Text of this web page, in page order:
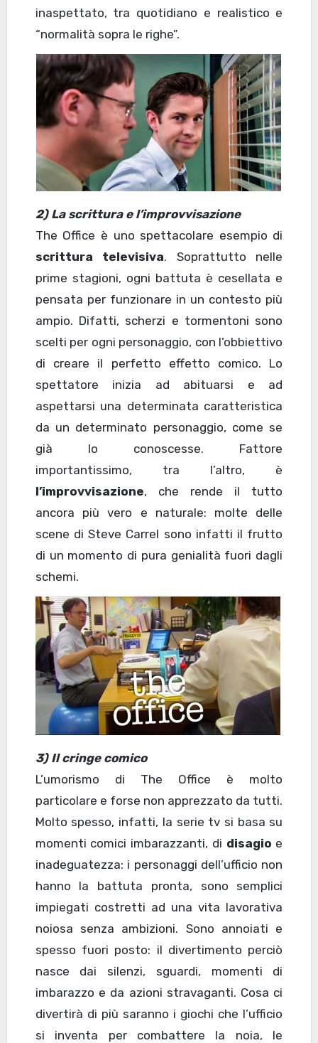
inaspettato, tra quotidiano e realistico e
“normalità sopra le righe”.
2) La scrittura e l’improvvisazione
The Office è uno spettacolare esempio di
scrittura televisiva. Soprattutto nelle
prime stagioni, ogni battuta è cesellata e
pensata per funzionare in un contesto più
ampio. Difatti, scherzi e tormentoni sono
scelti per ogni personaggio, con l’obbiettivo
di creare il perfetto effetto comico. Lo
spettatore inizia ad abituarsi e ad
aspettarsi una determinata caratteristica
da un determinato personaggio, come se
già lo conoscesse. Fattore
importantissimo, tra l’altro, è
l’improvvisazione, che rende il tutto
ancora più vero e naturale: molte delle
scene di Steve Carrel sono infatti il frutto
di un momento di pura genialità fuori dagli
schemi.
3) Il cringe comico
L’umorismo di The Office è molto
particolare e forse non apprezzato da tutti.
Molto spesso, infatti, la serie tv si basa su
momenti comici imbarazzanti, di disagio e
inadeguatezza: i personaggi dell’ufficio non
hanno la battuta pronta, sono semplici
impiegati costretti ad una vita lavorativa
noiosa senza ambizioni. Sono annoiati e
spesso fuori posto: il divertimento perciò
nasce dai silenzi, sguardi, momenti di
imbarazzo e da azioni stravaganti. Cosa ci
divertirà di più saranno i giochi che l’ufficio
si inventa per combattere la noia, le